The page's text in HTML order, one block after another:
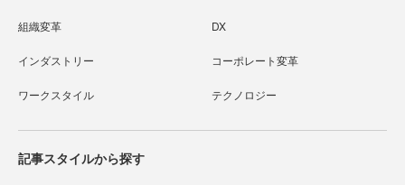
組織変革 DX
インダストリー コーポレート変革
ワークスタイル テクノロジー
記事スタイルから探す